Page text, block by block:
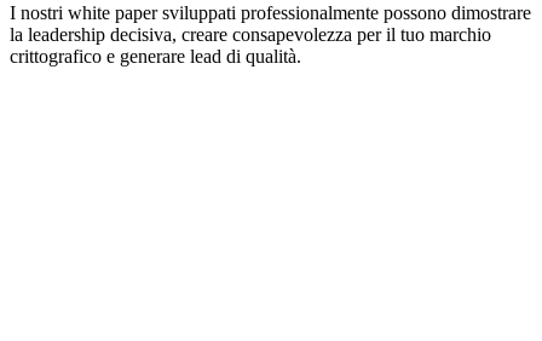
I nostri white paper sviluppati professionalmente possono dimostrare
la leadership decisiva, creare consapevolezza per il tuo marchio
crittografico e generare lead di qualità.